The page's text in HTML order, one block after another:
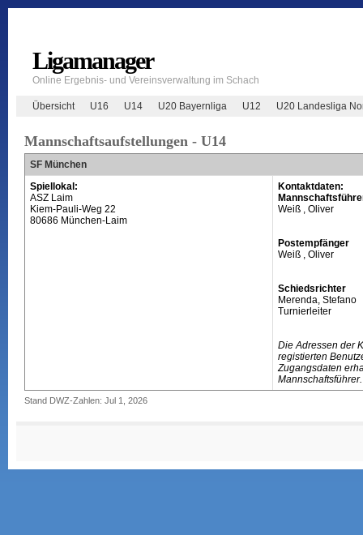
Ligamanager
Online Ergebnis- und Vereinsverwaltung im Schach
Übersicht U16 U14 U20 Bayernliga U12 U20 Landesliga
Mannschaftsaufstellungen - U14
SF München
Spiellokal:
ASZ Laim
Kiem-Pauli-Weg 22
80686 München-Laim
Kontaktdaten:
Weiß , Oliver
Postempfänger
Weiß , Oliver
Schiedsrichter
Merenda, Stefano
Turnierleiter
Die Adressen der
registierten
Zugangsdaten
Mannschaftsführer.
Stand DWZ-Zahlen: Jul 1, 2026